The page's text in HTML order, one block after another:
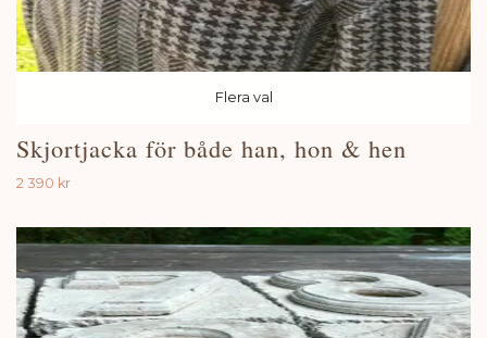
Flera val
Skjortjacka för både han, hon & hen
2 390 kr